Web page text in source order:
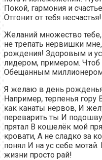
Покой, гармония и
Отгонит от тебя несчастья!
Желаний множество
не трепать нервишки
рождения! Здоровым и
лидером, примером. Чтоб
Обещанным
Я желаю в день
Например, терпенья
как канаты нервов, И
переварить ты И
прятал В кошелёк мой
кровати, А не сладко за
понял И на ус себе
жизни просто рай!